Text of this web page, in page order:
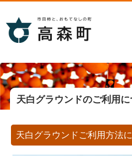
天白グラウンドのご利用
天白グラウンドご利用方法